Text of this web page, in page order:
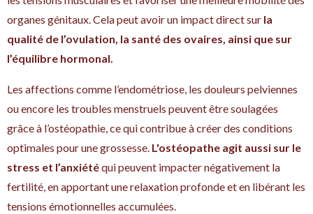
organes génitaux. Cela peut avoir un impact direct sur la
qualité de l’ovulation, la santé des ovaires, ainsi que sur
l’équilibre hormonal.
Les affections comme l’endométriose, les douleurs pelviennes
ou encore les troubles menstruels peuvent être soulagées
grâce à l’ostéopathie, ce qui contribue à créer des conditions
optimales pour une grossesse. L'ostéopathe agit aussi sur le
stress et l’anxiétéqui peuvent impacter négativement la
fertilité, en apportant une relaxation profonde et en libérant les
tensions émotionnelles accumulées.